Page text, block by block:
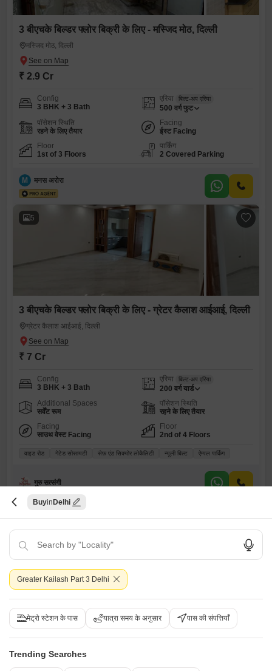
3 बीएचके बिल्डर फ्लोर बिक्री के लिए - मस्जिद मोठ, दिल्ली
मस्जिद मोठ, दिल्ली
₹ 2.9 Cr
Config
3 BHK + 3 Bath
एरिया बिल्ट-अप एरिया
500 वर्ग फुट
पॉसेशन स्थिति
रहने के लिए तैयार
Facing
ईस्ट Facing
Floor
1st of 3 Floors
पार्किंग
2 Covered Parking
M मनस अरोरा
5
3 बीएचके बिल्डर फ्लोर बिक्री के लिए - ग्रेटर कैलाश आईआई, दिल्ली
ग्रेटर कैलाश आईआई, दिल्ली
₹ 7 Cr
Config
3 BHK + 3 Bath
एरिया बिल्ट-अप एरिया
200 वर्ग यार्ड
Additional Spaces
सर्वेंट रूम
पॉसेशन स्थिति
रहने के लिए तैयार
Facing
साउथ वेस्ट Facing
Floor
2nd of 4 Floors
वाइड रोड गेटेड सोसायटी सेफ़ एंड सिक्योर लोकैलिटी न्यूली बिल्ट ऐम्पल पार्किंग
गुरु सत्संगी
3 बीएचके बिल्डर फ्लोर बिक्री के लिए - ग्रेटर कैलाश आईआई, दिल्ली
ग्रेटर कैलाश आईआई, दिल्ली
₹ 7.5 Cr
Buy Delhi
Greater Kailash Part 3 Delhi
मेट्रो स्टेशन के पास यात्रा समय के अनुसार पास की संपत्तियाँ
Trending Searches